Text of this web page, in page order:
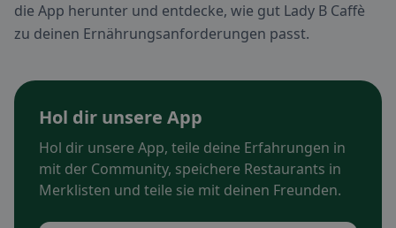
die App herunter und entdecke, wie gut Lady B Caffè
zu deinen Ernährungsanforderungen passt.
Hol dir unsere App
Hol dir unsere App, teile deine Erfahrungen in
mit der Community, speichere Restaurants in
Merklisten und teile sie mit deinen Freunden.